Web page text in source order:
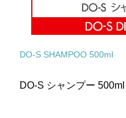
DO-S SHAMPOO 500ml
DO-S シャンプー 500ml